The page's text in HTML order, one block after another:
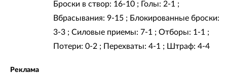
Броски в створ: 16-10 ; Голы: 2-1 ;
Вбрасывания: 9-15 ; Блокированные броски:
3-3 ; Силовые приемы: 7-1 ; Отборы: 1-1 ;
Потери: 0-2 ; Перехваты: 4-1 ; Штраф: 4-4
Реклама